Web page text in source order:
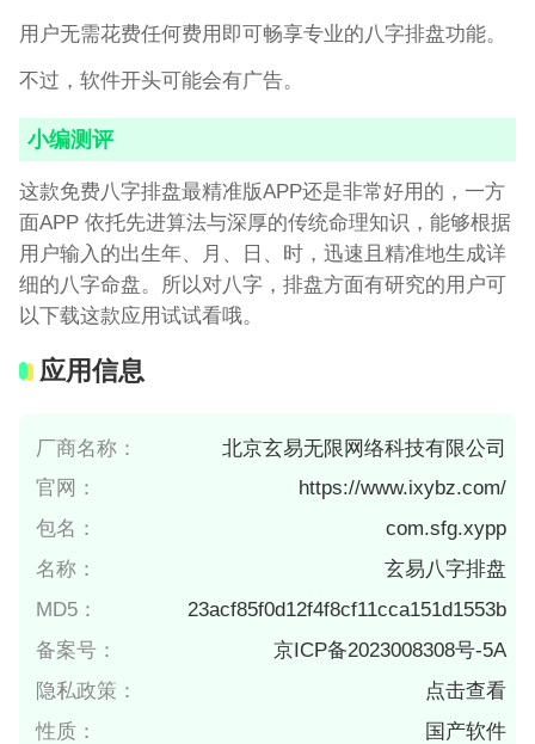
用户无需花费任何费用即可畅享专业的八字排盘功能。
不过，软件开头可能会有广告。
小编测评
这款免费八字排盘最精准版APP还是非常好用的，一方
面APP 依托先进算法与深厚的传统命理知识，能够根据
用户输入的出生年、月、日、时，迅速且精准地生成详
细的八字命盘。所以对八字，排盘方面有研究的用户可
以下载这款应用试试看哦。
应用信息
厂商名称：
北京玄易无限网络科技有限公司
官网：
https://www.ixybz.com/
包名：
com.sfg.xypp
名称：
玄易八字排盘
MD5：
23acf85f0d12f4f8cf11cca151d1553b
备案号：
京ICP备2023008308号-5A
隐私政策：
点击查看
性质：
国产软件